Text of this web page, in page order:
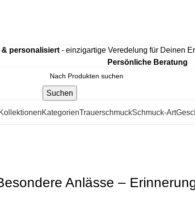
personalisiert - einzigartige Veredelung für Deinen
Persönliche Beratung
Suchen
KategorienTrauerschmuckSchmuck-Art
Anlässe –